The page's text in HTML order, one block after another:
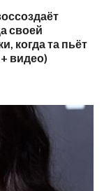
своей
когда та пьёт
видео)